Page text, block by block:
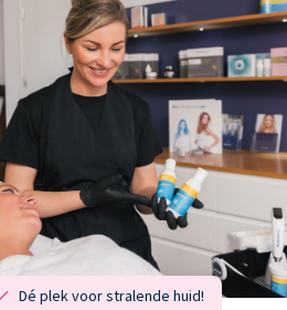
Dé plek voor stralende huid!